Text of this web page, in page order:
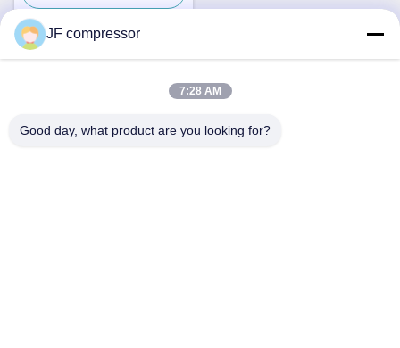
アドレス
JF compressor
7:28 AM
Good day, what product are you looking for?